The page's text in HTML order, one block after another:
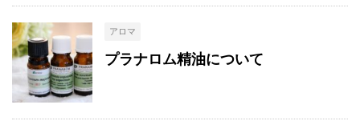
アロマ
プラナロム精油について